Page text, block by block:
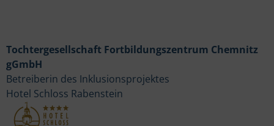
Tochtergesellschaft Fortbildungszentrum Chemnitz
gGmbH
Betreiberin des Inklusionsprojektes
Hotel Schloss Rabenstein